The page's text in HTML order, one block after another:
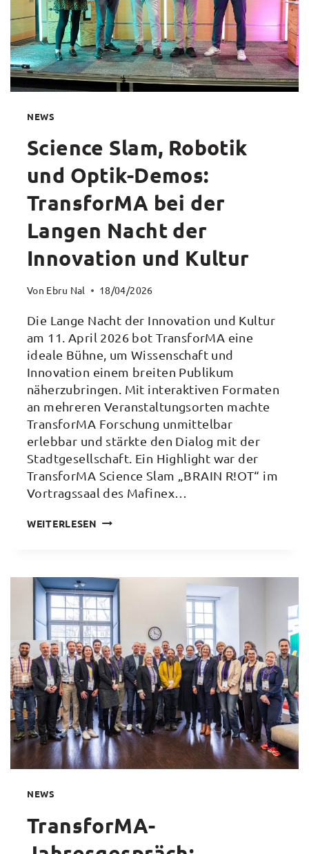
NEWS
Science Slam, Robotik
und Optik-Demos:
TransforMA bei der
Langen Nacht der
Innovation und Kultur
Von Ebru Nal 18/04/2026
Die Lange Nacht der Innovation und Kultur
am 11. April 2026 bot TransforMA eine
ideale Bühne, um Wissenschaft und
Innovation einem breiten Publikum
näherzubringen. Mit interaktiven Formaten
an mehreren Veranstaltungsorten machte
TransforMA Forschung unmittelbar
erlebbar und stärkte den Dialog mit der
Stadtgesellschaft. Ein Highlight war der
TransforMA Science Slam „BRAIN R!OT“ im
Vortragssaal des Mafinex…
WEITERLESEN SCIENCE
OPTIK-
DEMOS:
TRANSFORMA
BEI
DER
LANGEN
NACHT
DER
INNOVATION
UND
KULTUR
NEWS
TransforMA-